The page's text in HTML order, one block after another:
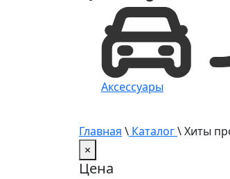
Аксессуары
Главная \ Каталог\ Хиты
×
Цена